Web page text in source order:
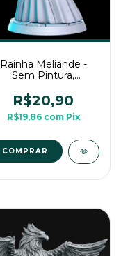
Rainha Meliande -
Sem Pintura,
Rpg de Mesa
R$20,90
R$19,86 com Pix
COMPRAR